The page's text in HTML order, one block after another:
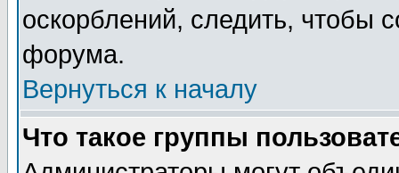
оскорблений, следить, чтобы
форума.
Вернуться к началу
Что такое группы